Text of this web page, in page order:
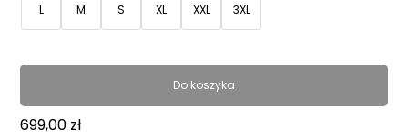
L M S XL XXL 3XL
Do koszyka
699,00 zł